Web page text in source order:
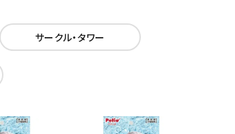
サークル・タワー